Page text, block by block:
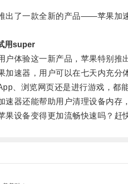
了一款全新的产品——苹果加速
用super
体验这一新产品，苹果特别推出
速器，用户可以在七天内充分
浏览网页还是进行游戏，都能
器还能帮助用户清理设备内存，
设备变得更加流畅快速吗？赶